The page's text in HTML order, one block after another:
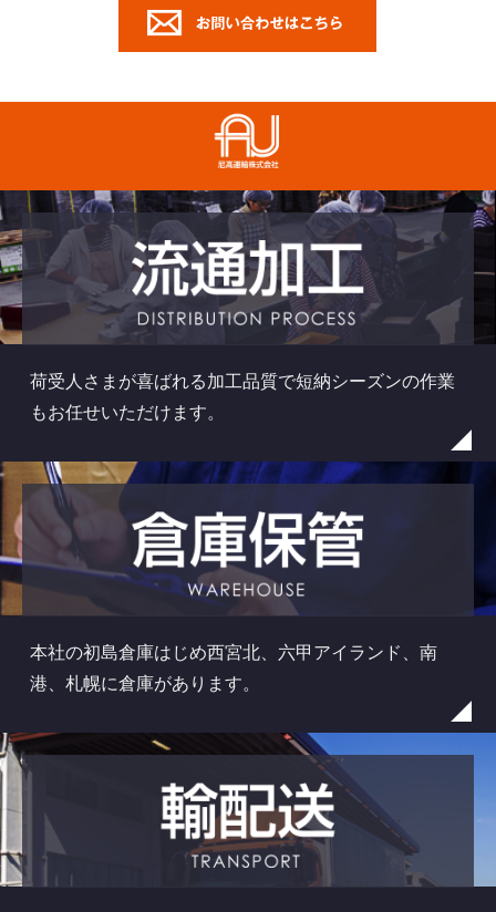
荷受人さまが喜ばれる加工品質で短納シーズンの作業
もお任せいただけます。
本社の初島倉庫はじめ西宮北、六甲アイランド、南
港、札幌に倉庫があります。